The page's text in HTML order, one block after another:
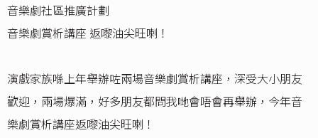
音樂劇社區推廣計劃
音樂劇賞析講座 返嚟油尖旺喇！
演戲家族喺上年舉辦咗兩場音樂劇賞析講座，深受大小朋友
歡迎，兩場爆滿，好多朋友都問我哋會唔會再舉辦，今年音
樂劇賞析講座返嚟油尖旺喇！